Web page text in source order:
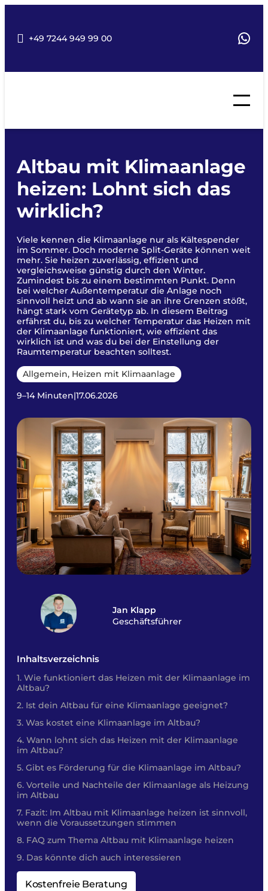
+49 7244 949 99 00
Jan Klapp
Geschäftsführer
Inhaltsverzeichnis
Wie funktioniert das Heizen mit der Klimaanlage im
Altbau?
Ist dein Altbau für eine Klimaanlage geeignet?
Was kostet eine Klimaanlage im Altbau?
Wann lohnt sich das Heizen mit der Klimaanlage
im Altbau?
Gibt es Förderung für die Klimaanlage im Altbau?
Vorteile und Nachteile der Klimaanlage als Heizung
im Altbau
Fazit: Im Altbau mit Klimaanlage heizen ist sinnvoll,
wenn die Voraussetzungen stimmen
FAQ zum Thema Altbau mit Klimaanlage heizen
Das könnte dich auch interessieren
Kostenfreie Beratung
Altbau mit Klimaanlage
heizen: Lohnt sich das
wirklich?
Viele kennen die Klimaanlage nur als Kältespender
im Sommer. Doch moderne Split-Geräte können weit
mehr. Sie heizen zuverlässig, effizient und
vergleichsweise günstig durch den Winter.
Zumindest bis zu einem bestimmten Punkt. Denn
bei welcher Außentemperatur die Anlage noch
sinnvoll heizt und ab wann sie an ihre Grenzen stößt,
hängt stark vom Gerätetyp ab. In diesem Beitrag
erfährst du, bis zu welcher Temperatur das Heizen mit
der Klimaanlage funktioniert, wie effizient das
wirklich ist und was du bei der Einstellung der
Raumtemperatur beachten solltest.
Allgemein, Heizen mit Klimaanlage
9–14 Minuten|17.06.2026